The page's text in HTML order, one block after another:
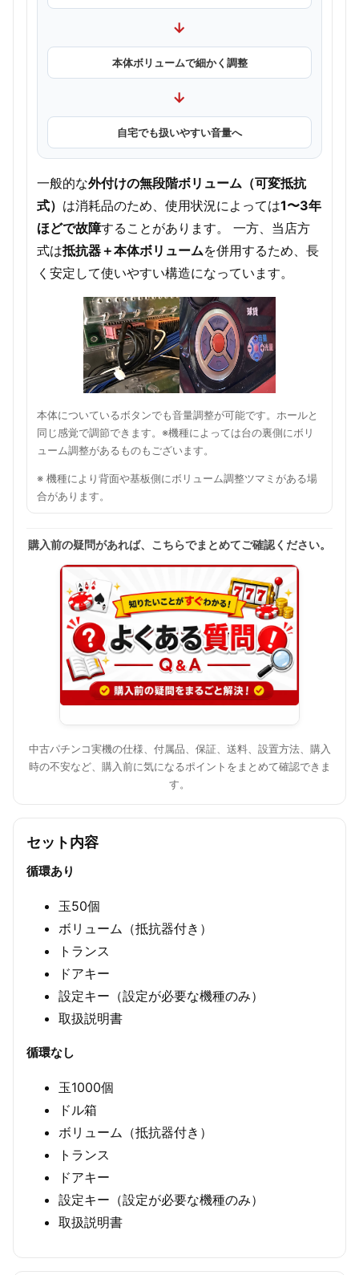
→
本体ボリュームで細かく調整
→
自宅でも扱いやすい音量へ
一般的な外付けの無段階ボリューム（可変抵抗
式） は消耗品のため、使用状況によっては1〜3年
ほどで故障することがあります。 一方、当店方
式は抵抗器＋本体ボリュームを併用するため、長
く安定して使いやすい構造になっています。
本体についているボタンでも音量調整が可能です。ホールと
同じ感覚で調節できます。※機種によっては台の裏側にボリ
ューム調整があるものもございます。
※ 機種により背面や基板側にボリューム調整ツマミがある場
合があります。
購入前の疑問があれば、こちらでまとめてご確認ください。
中古パチンコ実機の仕様、付属品、保証、送料、設置方法、購入
時の不安など、購入前に気になるポイントをまとめて確認できま
す。
セット内容
循環あり
玉50個
ボリューム（抵抗器付き）
トランス
ドアキー
設定キー（設定が必要な機種のみ）
取扱説明書
循環なし
玉1000個
ドル箱
ボリューム（抵抗器付き）
トランス
ドアキー
設定キー（設定が必要な機種のみ）
取扱説明書